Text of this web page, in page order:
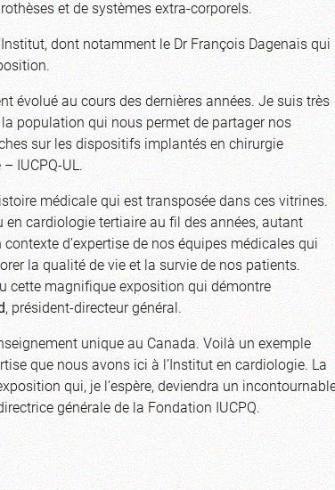
et de systèmes extra-corporels.
dont notamment le Dr François Dagenais qui
évolué au cours des dernières années. Je suis très
population qui nous permet de partager nos
sur les dispositifs implantés en chirurgie
IUCPQ-UL.
médicale qui est transposée dans ces vitrines.
cardiologie tertiaire au fil des années, autant
d’expertise de nos équipes médicales qui
la qualité de vie et la survie de nos patients.
cette magnifique exposition qui démontre
, président-directeur général.
unique au Canada. Voilà un exemple
que nous avons ici à l’Institut en cardiologie. La
qui, je l’espère, deviendra un
générale de la Fondation IUCPQ.